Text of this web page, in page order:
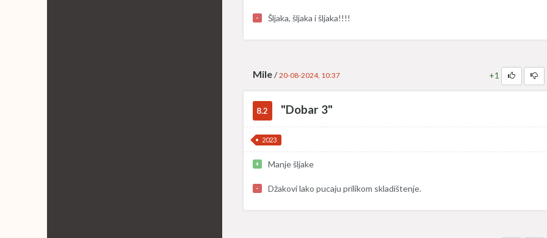
- Šljaka, šljaka i šljaka!!!!
Mile/ 20-08-2024, 10:37 +1
8.2 "Dobar 3"
2023
+ Manje šljake
- Džakovi lako pucaju prilikom skladištenje.